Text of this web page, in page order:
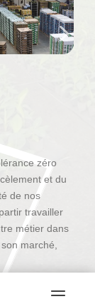
zéro
et du
de nos
travailler
métier dans
marché,
métiers, la